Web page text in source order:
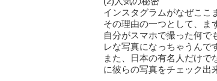
インスタグラムがなぜここ
その理由の一つとして、ま
自分がスマホで撮った何で
レな写真になっちゃうんで
また、日本の有名人だけで
に彼らの写真をチェック出